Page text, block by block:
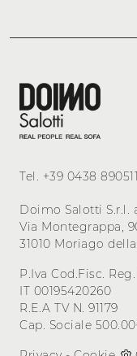
Tel. +39 0438 890511
Doimo Salotti S.r.l.
Via Montegrappa,
31010 Moriago
P.Iva Cod.Fisc.
IT 00195420260
R.E.A TV N. 91179
Cap. Sociale